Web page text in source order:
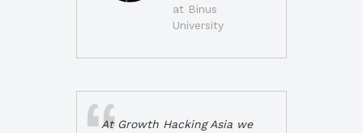
at Binus
University
At Growth Hacking Asia we